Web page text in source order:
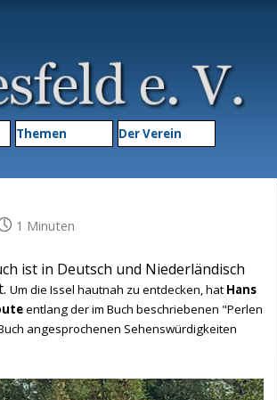
Themen ▼
Der Verein
1 Minuten
ist in Deutsch und Niederländisch
Um die Issel hautnah zu entdecken, hat Hans
entlang der im Buch beschriebenen "Perlen
angesprochenen Sehenswürdigkeiten